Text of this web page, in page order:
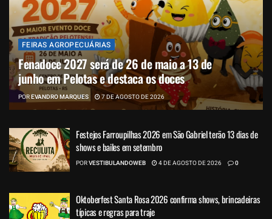
FEIRAS AGROPECUÁRIAS
Fenadoce 2027 será de 26 de maio a 13 de
junho em Pelotas e destaca os doces
POREVANDRO MARQUES 7 DE AGOSTO DE 2026
Festejos Farroupilhas 2026 em São Gabriel terão 13 dias de
shows e bailes em setembro
PORVESTIBULANDOWEB 4 DE AGOSTO DE 2026 0
Oktoberfest Santa Rosa 2026 confirma shows, brincadeiras
típicas e regras para traje